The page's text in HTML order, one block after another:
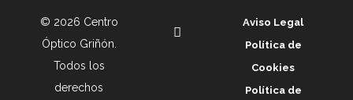
© 2026 Centro
Óptico Griñón.
Todos los
derechos
Aviso Legal
Política de
Cookies
Política de